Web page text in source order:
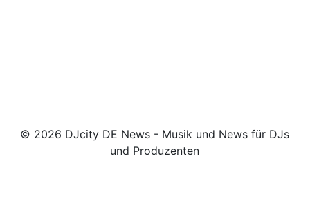
© 2026 DJcity DE News - Musik und News für DJs
und Produzenten